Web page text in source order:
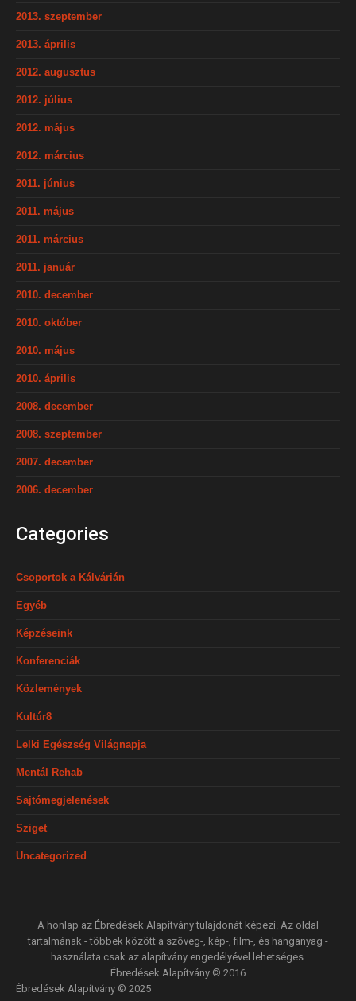
2013. szeptember
2013. április
2012. augusztus
2012. július
2012. május
2012. március
2011. június
2011. május
2011. március
2011. január
2010. december
2010. október
2010. május
2010. április
2008. december
2008. szeptember
2007. december
2006. december
Categories
Csoportok a Kálvárián
Egyéb
Képzéseink
Konferenciák
Közlemények
Kultúr8
Lelki Egészség Világnapja
Mentál Rehab
Sajtómegjelenések
Sziget
Uncategorized
A honlap az Ébredések Alapítvány tulajdonát képezi. Az oldal
tartalmának - többek között a szöveg-, kép-, film-, és hanganyag -
használata csak az alapítvány engedélyével lehetséges.
Ébredések Alapítvány © 2016
Ébredések Alapítvány © 2025